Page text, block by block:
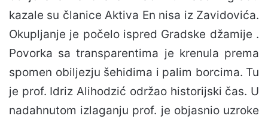
kazale su članice Aktiva En nisa iz Zavidovića.
Okupljanje je počelo ispred Gradske džamije .
Povorka sa transparentima je krenula prema
spomen obiljezju šehidima i palim borcima. Tu
je prof. Idriz Alihodzić održao historijski čas. U
nadahnutom izlaganju prof. je objasnio uzroke